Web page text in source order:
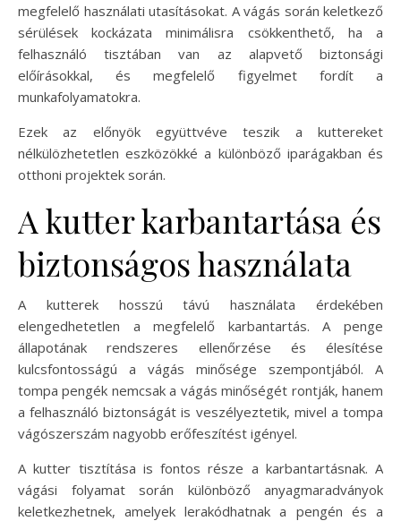
megfelelő használati utasításokat. A vágás során keletkező
sérülések kockázata minimálisra csökkenthető, ha a
felhasználó tisztában van az alapvető biztonsági
előírásokkal, és megfelelő figyelmet fordít a
munkafolyamatokra.
Ezek az előnyök együttvéve teszik a kuttereket
nélkülözhetetlen eszközökké a különböző iparágakban és
otthoni projektek során.
A kutter karbantartása és
biztonságos használata
A kutterek hosszú távú használata érdekében
elengedhetetlen a megfelelő karbantartás. A penge
állapotának rendszeres ellenőrzése és élesítése
kulcsfontosságú a vágás minősége szempontjából. A
tompa pengék nemcsak a vágás minőségét rontják, hanem
a felhasználó biztonságát is veszélyeztetik, mivel a tompa
vágószerszám nagyobb erőfeszítést igényel.
A kutter tisztítása is fontos része a karbantartásnak. A
vágási folyamat során különböző anyagmaradványok
keletkezhetnek, amelyek lerakódhatnak a pengén és a